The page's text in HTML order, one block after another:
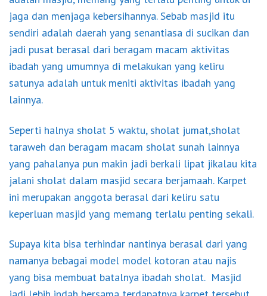
jaga dan menjaga kebersihannya. Sebab masjid itu
sendiri adalah daerah yang senantiasa di sucikan dan
jadi pusat berasal dari beragam macam aktivitas
ibadah yang umumnya di melakukan yang keliru
satunya adalah untuk meniti aktivitas ibadah yang
lainnya.
Seperti halnya sholat 5 waktu, sholat jumat,sholat
taraweh dan beragam macam sholat sunah lainnya
yang pahalanya pun makin jadi berkali lipat jikalau kita
jalani sholat dalam masjid secara berjamaah. Karpet
ini merupakan anggota berasal dari keliru satu
keperluan masjid yang memang terlalu penting sekali.
Supaya kita bisa terhindar nantinya berasal dari yang
namanya bebagai model model kotoran atau najis
yang bisa membuat batalnya ibadah sholat. Masjid